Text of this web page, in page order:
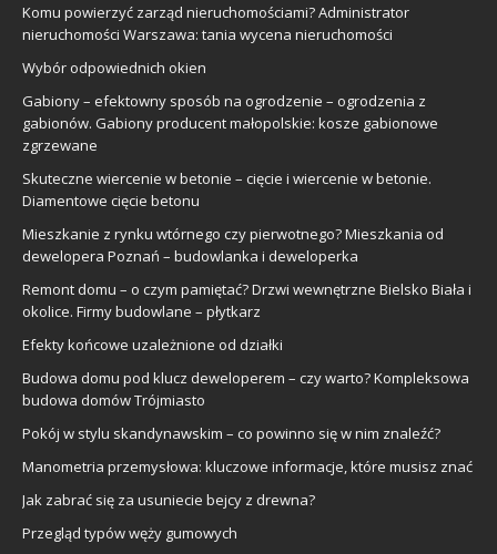
Komu powierzyć zarząd nieruchomościami? Administrator
nieruchomości Warszawa: tania wycena nieruchomości
Wybór odpowiednich okien
Gabiony – efektowny sposób na ogrodzenie – ogrodzenia z
gabionów. Gabiony producent małopolskie: kosze gabionowe
zgrzewane
Skuteczne wiercenie w betonie – cięcie i wiercenie w betonie.
Diamentowe cięcie betonu
Mieszkanie z rynku wtórnego czy pierwotnego? Mieszkania od
dewelopera Poznań – budowlanka i deweloperka
Remont domu – o czym pamiętać? Drzwi wewnętrzne Bielsko Biała i
okolice. Firmy budowlane – płytkarz
Efekty końcowe uzależnione od działki
Budowa domu pod klucz deweloperem – czy warto? Kompleksowa
budowa domów Trójmiasto
Pokój w stylu skandynawskim – co powinno się w nim znaleźć?
Manometria przemysłowa: kluczowe informacje, które musisz znać
Jak zabrać się za usuniecie bejcy z drewna?
Przegląd typów węży gumowych